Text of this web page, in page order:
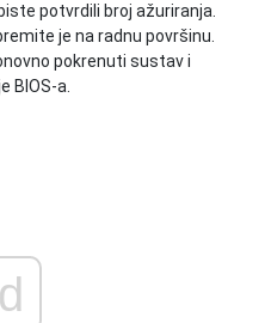
potvrdili broj ažuriranja.
je na radnu površinu.
pokrenuti sustav i
BIOS-a.